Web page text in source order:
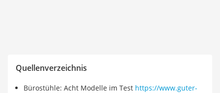
Quellenverzeichnis
Bürostühle: Acht Modelle im Test https://www.guter-